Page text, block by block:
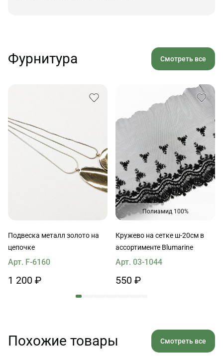
Фурнитура Смотреть все
Подвеска металл золото на
цепочке
Арт. F-6160
1 200 ₽
Полиамид 100%
Кружево на сетке ш-20см в
ассортименте Blumarine
Арт. 03-1044
550 ₽
Похожие товары Смотреть все